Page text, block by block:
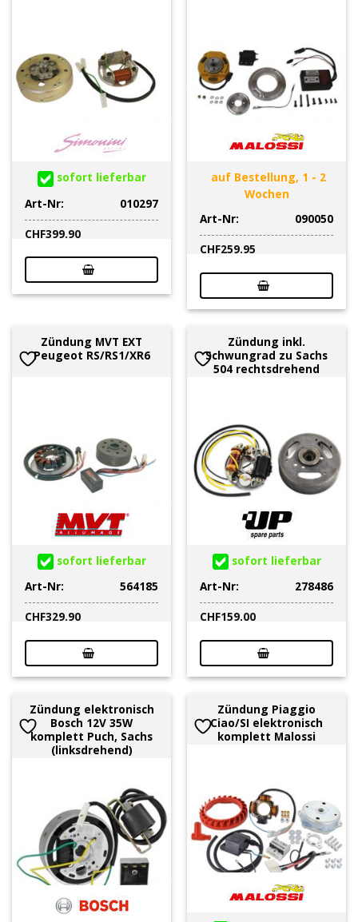
sofort lieferbar
Art-Nr:
010297
CHF399.90
auf Bestellung, 1 - 2
Wochen
Art-Nr:
090050
CHF259.95
Zündung MVT EXT
Peugeot RS/RS1/XR6
sofort lieferbar
Art-Nr:
564185
CHF329.90
Zündung inkl.
Schwungrad zu Sachs
504 rechtsdrehend
sofort lieferbar
Art-Nr:
278486
CHF159.00
Zündung elektronisch
Bosch 12V 35W
komplett Puch, Sachs
(linksdrehend)
Zündung Piaggio
Ciao/SI elektronisch
komplett Malossi